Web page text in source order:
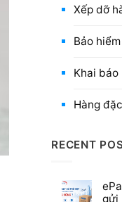
Xếp dỡ
Bảo
Khai báo
Hàng
RECENT
gửi